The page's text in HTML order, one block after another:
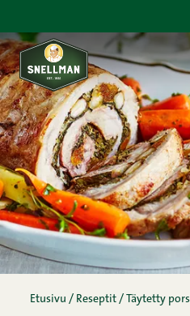
Etusivu / Reseptit / Täytetty